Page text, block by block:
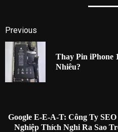
Post
navigation
Previous
Thay Pin iPhone
Nhiêu?
Next
Google E-E-A-T: Công Ty
Nghiệp Thích Nghi Ra Sao